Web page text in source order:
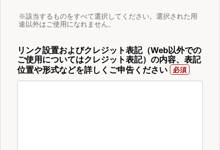
※該当するものをすべて選択してください。選択された用
途以外はご使用になれません。
リンク設置およびクレジット表記（Web以外での
ご使用についてはクレジット表記）の内容、表記
位置や形式などを詳しくご申告ください